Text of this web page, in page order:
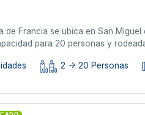
de Francia se ubica en San
para 20 personas y
2 -> 20 Personas